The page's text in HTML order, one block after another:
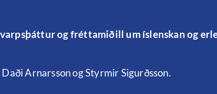
og fréttamiðill um íslenskan og
Arnarsson og Styrmir Sigurðsson.